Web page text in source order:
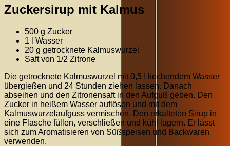
Zuckersirup mit Kalmus
500 g Zucker
1 l Wasser
20 g getrocknete Kalmuswurzel
Saft von 1/2 Zitrone
Die getrocknete Kalmuswurzel mit 0,5 I kochendem Wasser
übergießen und 24 Stunden ziehen lassen. Danach
abseihen und den Zitronensaft in den Aufguß geben. Den
Zucker in heißem Wasser auflösen und mit dem
Kalmuswurzelaufguss vermischen. Den erkalteten Sirup in
eine Flasche füllen, verschließen und kühl lagern. Er lässt
sich zum Aromatisieren von Süßspeisen und Backwaren
verwenden.